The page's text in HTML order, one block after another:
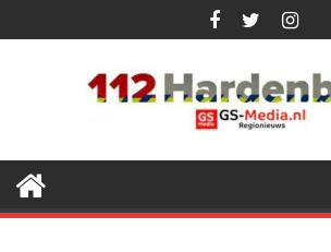
naar